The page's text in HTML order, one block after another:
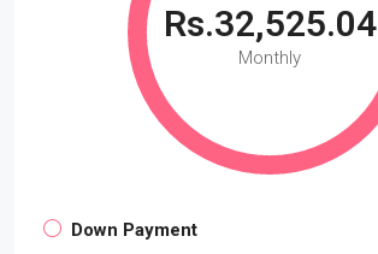
Rs.32,525.04
Monthly
Down Payment